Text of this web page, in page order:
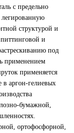
с предельно
структурой и
и
под
применением
применяется
в аргон-гелиевых
бумажной,
ортофосфорной,